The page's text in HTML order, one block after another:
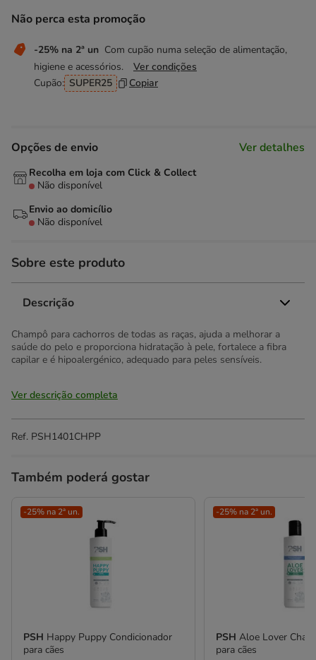
Não perca esta promoção
-25% na 2ª un Com cupão numa seleção de alimentação,
higiene e acessórios.
Ver condições
Cupão: SUPER25 Copiar
Opções de envio Ver detalhes
Recolha em loja com Click & Collect
Não disponível
Envio ao domicílio
Não disponível
Sobre este produto
Descrição
Champô para cachorros de todas as raças, ajuda a melhorar a
saúde do pelo e proporciona hidratação à pele, fortalece a fibra
capilar e é hipoalergénico, adequado para peles sensíveis.
Ver descrição completa
Ref. PSH1401CHPP
Também poderá gostar
-25% na 2ª un.
PSH Happy Puppy Condicionador
para cães
-25% na 2ª un.
PSHAloe Lover
para cães